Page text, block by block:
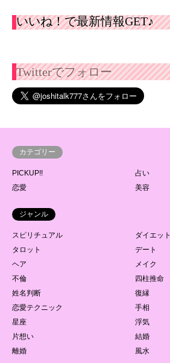
いいね！で最新情報GET♪
Twitterでフォロー
カテゴリー
PICKUP!!
占い
恋愛
美容
ジャンル
スピリチュアル
ダイエット
タロット
デート
ヘア
メイク
不倫
四柱推命
姓名判断
復縁
恋愛テクニック
手相
星座
浮気
片想い
結婚
離婚
風水